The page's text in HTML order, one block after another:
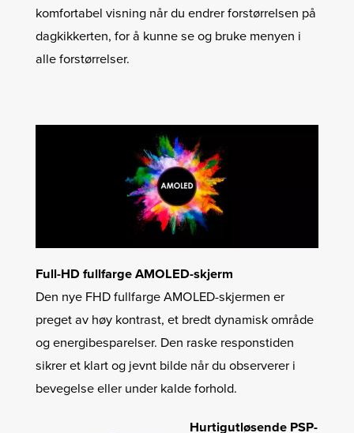
komfortabel visning når du endrer forstørrelsen på
dagkikkerten, for å kunne se og bruke menyen i
alle forstørrelser.
Full-HD fullfarge AMOLED-skjerm
Den nye FHD fullfarge AMOLED-skjermen er
preget av høy kontrast, et bredt dynamisk område
og energibesparelser. Den raske responstiden
sikrer et klart og jevnt bilde når du observerer i
bevegelse eller under kalde forhold.
Hurtigutløsende PSP-